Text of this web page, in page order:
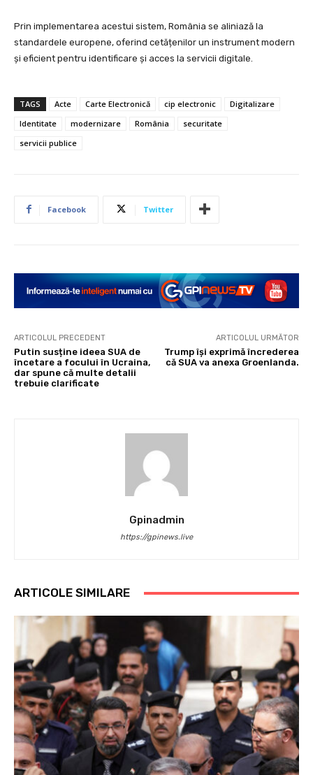
Prin implementarea acestui sistem, România se aliniază la
standardele europene, oferind cetățenilor un instrument modern
și eficient pentru identificare și acces la servicii digitale.
TAGS Acte Carte Electronică cip electronic
Digitalizare
Identitate
modernizare România
securitate
servicii publice
Facebook Twitter
ARTICOLUL PRECEDENT
Putin susține ideea SUA de
încetare a focului în Ucraina,
dar spune că multe detalii
trebuie clarificate
ARTICOLUL URMĂTOR
Trump își exprimă încrederea
că SUA va anexa Groenlanda.
Gpinadmin
https://gpinews.live
ARTICOLE SIMILARE